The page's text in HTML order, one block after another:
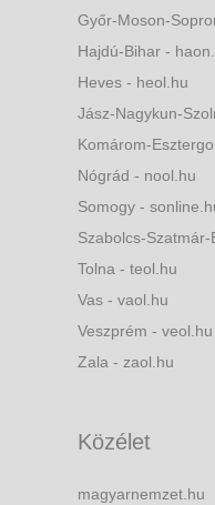
Győr-Moson-
Hajdú-Bihar -
Heves - heol.hu
Jász-Nagykun-
Komárom-
Nógrád - nool.hu
Somogy -
Szabolcs-
Tolna - teol.hu
Vas - vaol.hu
Veszprém - veol.hu
Zala - zaol.hu
Közélet
magyarnemzet.hu